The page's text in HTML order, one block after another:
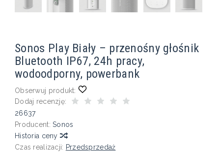
Sonos Play Biały – przenośny głośnik
Bluetooth IP67, 24h pracy,
wodoodporny, powerbank
Obserwuj produkt:
Dodaj recenzję:
26637
Producent: Sonos
Historia ceny
Czas realizacji: Przedsprzedaż